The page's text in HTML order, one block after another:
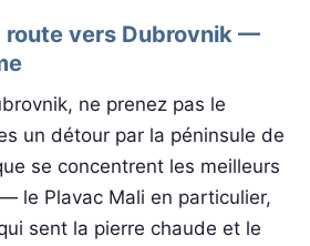
route vers Dubrovnik —
ne prenez pas le
un détour par la péninsule de
se concentrent les meilleurs
le Plavac Mali en particulier,
sent la pierre chaude et le